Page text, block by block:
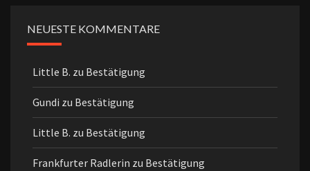
NEUESTE KOMMENTARE
Little B. zu Bestätigung
Gundi zu Bestätigung
Little B. zu Bestätigung
Frankfurter Radlerin zu Bestätigung